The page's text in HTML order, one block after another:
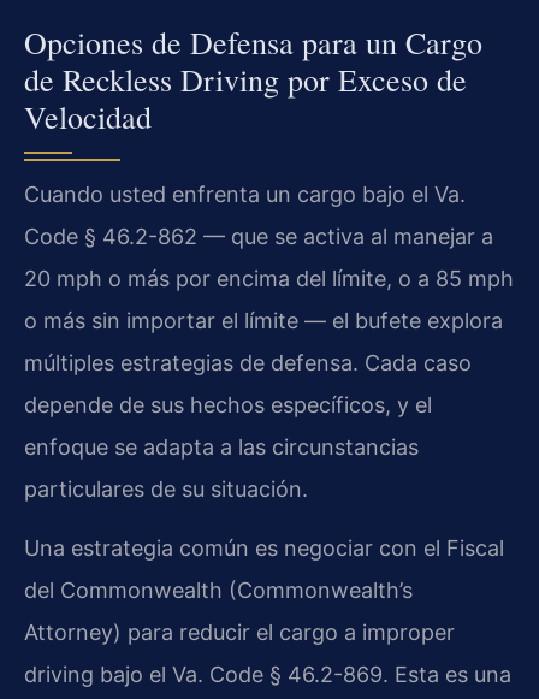
Opciones de Defensa para un Cargo
de Reckless Driving por Exceso de
Velocidad
Cuando usted enfrenta un cargo bajo el Va.
Code § 46.2-862 — que se activa al manejar a
20 mph o más por encima del límite, o a 85 mph
o más sin importar el límite — el bufete explora
múltiples estrategias de defensa. Cada caso
depende de sus hechos específicos, y el
enfoque se adapta a las circunstancias
particulares de su situación.
Una estrategia común es negociar con el Fiscal
del Commonwealth (Commonwealth’s
Attorney) para reducir el cargo a improper
driving bajo el Va. Code § 46.2-869. Esta es una